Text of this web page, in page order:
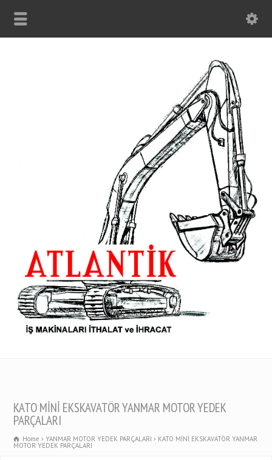
KATO MİNİ EKSKAVATÖR YANMAR MOTOR YEDEK
PARÇALARI
Home YANMAR MOTOR YEDEK PARÇALARI KATO MİNİ EKSKAVATÖR YANMAR
MOTOR YEDEK PARÇALARI